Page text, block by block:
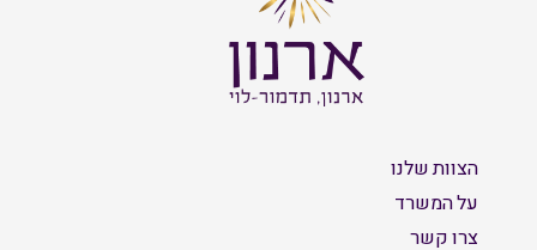
הצוות שלנו
על המשרד
צרו קשר